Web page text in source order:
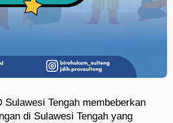
Tengah membeberkan
di Sulawesi Tengah yang